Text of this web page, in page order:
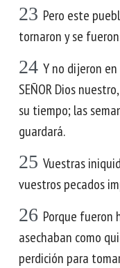
23 Pero este
tornaron y se
24 Y no dijeron
SEÑOR Dios
su tiempo; las
guardará.
25 Vuestras
vuestros pecados
26 Porque fueron
asechaban como
perdición para